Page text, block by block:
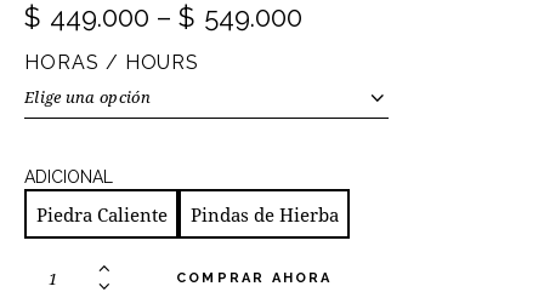
$ 449.000 – $ 549.000
HORAS / HOURS
ADICIONAL
Piedra Caliente Pindas de Hierba
COMPRAR AHORA